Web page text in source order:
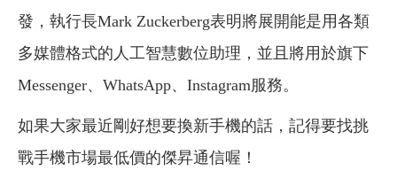
發，執行長Mark Zuckerberg表明將展開能是用各類
多媒體格式的人工智慧數位助理，並且將用於旗下
Messenger、WhatsApp、Instagram服務。
如果大家最近剛好想要換新手機的話，記得要找挑
戰手機市場最低價的傑昇通信喔！